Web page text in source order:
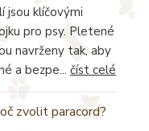
jsou klíčovými
pro psy. Pletené
navrženy tak, aby
a bezpe... číst celé